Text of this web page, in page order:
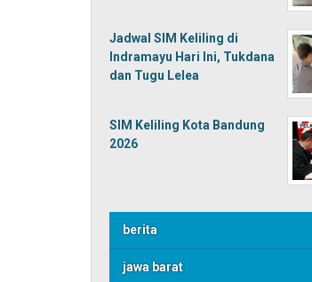
Jadwal SIM Keliling di
Indramayu Hari Ini, Tukdana
dan Tugu Lelea
SIM Keliling Kota Bandung
2026
berita
jawa barat